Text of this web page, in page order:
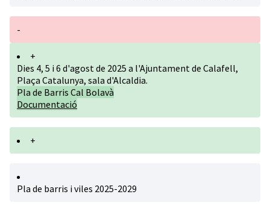
-
+
Dies 4, 5 i 6 d'agost de 2025 a l'Ajuntament de Calafell,
Plaça Catalunya, sala d'Alcaldia.
Pla de Barris Cal Bolavà
Documentació
+
Pla de barris i viles 2025-2029